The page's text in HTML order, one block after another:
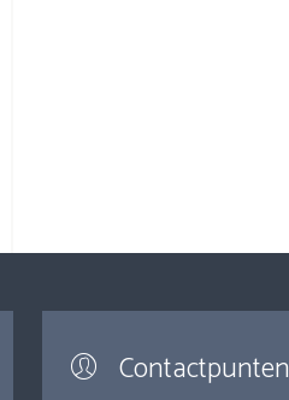
Contactpunten